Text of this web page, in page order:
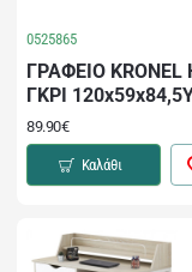
0525865
ΓΡΑΦΕΙΟ
ΓΚΡΙ
89.90€
Καλάθι